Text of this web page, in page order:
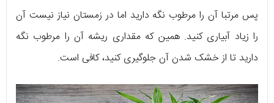
پس مرتبا آن را مرطوب نگه دارید اما در زمستان نیاز نیست آن
را زیاد آبیاری کنید. همین که مقداری ریشه آن را مرطوب نگه
دارید تا از خشک شدن آن جلوگیری کنید، کافی است.